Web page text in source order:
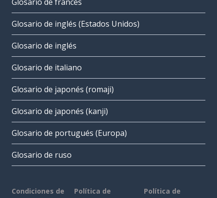
Glosario de inglés (Estados Unidos)
Glosario de inglés
Glosario de italiano
Glosario de japonés (romaji)
Glosario de japonés (kanji)
Glosario de portugués (Europa)
Glosario de ruso
Condiciones de
Política de
Política de